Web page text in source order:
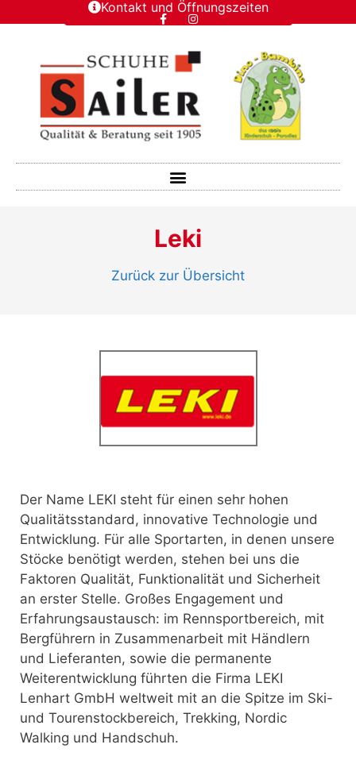
Kontakt und Öffnungszeiten
Leki
Zurück zur Übersicht
Der Name LEKI steht für einen sehr hohen
Qualitätsstandard, innovative Technologie und
Entwicklung. Für alle Sportarten, in denen unsere
Stöcke benötigt werden, stehen bei uns die
Faktoren Qualität, Funktionalität und Sicherheit
an erster Stelle. Großes Engagement und
Erfahrungsaustausch: im Rennsportbereich, mit
Bergführern in Zusammenarbeit mit Händlern
und Lieferanten, sowie die permanente
Weiterentwicklung führten die Firma LEKI
Lenhart GmbH weltweit mit an die Spitze im Ski-
und Tourenstockbereich, Trekking, Nordic
Walking und Handschuh.